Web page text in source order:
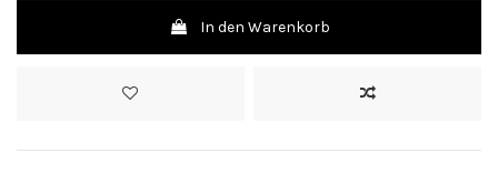
In den Warenkorb